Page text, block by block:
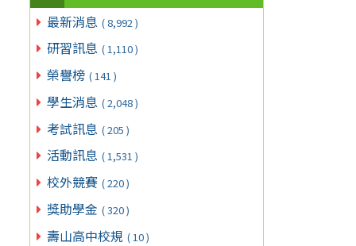
最新消息 ( 8,992 )
研習訊息 ( 1,110 )
榮譽榜 ( 141 )
學生消息 ( 2,048 )
考試訊息 ( 205 )
活動訊息 ( 1,531 )
校外競賽 ( 220 )
獎助學金 ( 320 )
壽山高中校規 ( 10 )